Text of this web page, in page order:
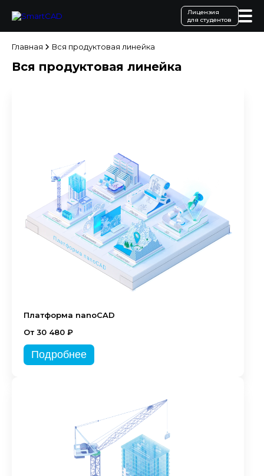
Лицензия
для студентов
Главная Вся продуктовая линейка
Вся продуктовая линейка
Платформа nanoCAD
От 30 480 ₽
Подробнее